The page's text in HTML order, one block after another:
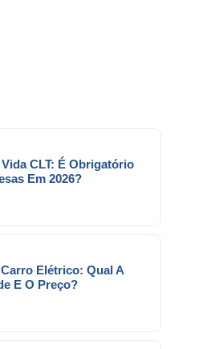
CLT: É Obrigatório
Em 2026?
Elétrico: Qual A
E O Preço?